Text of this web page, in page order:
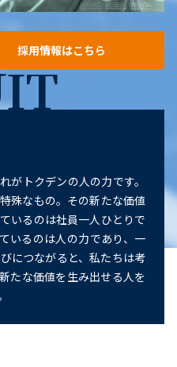
採用情報はこちら
がトクデンの人の力です。
殊なもの。その新たな価値
いるのは社員一人ひとりで
いるのは人の力であり、一
につながると、私たちは考
たな価値を生み出せる人を